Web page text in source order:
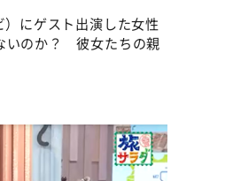
にゲスト出演した女性
いのか？ 彼女たちの親